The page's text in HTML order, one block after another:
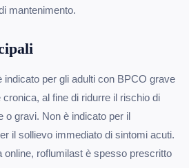
mantenimento.
indicato per gli adulti con BPCO grave
al fine di ridurre il rischio di
o gravi. Non è indicato per il
il sollievo immediato di sintomi acuti.
online, roflumilast è spesso prescritto